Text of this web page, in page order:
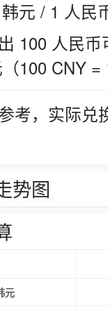
元 / 1 人民
100 人民
100 CNY =
考，实际
势图
元